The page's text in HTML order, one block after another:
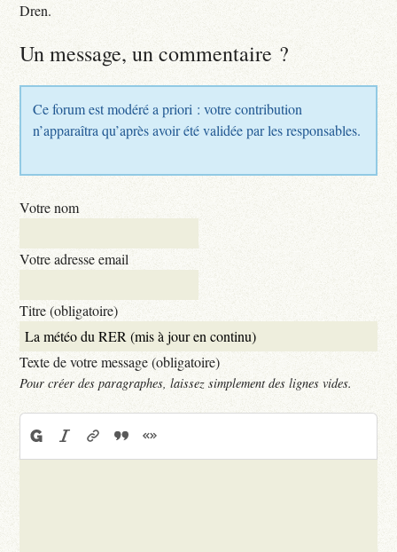
Dren.
Un message, un commentaire ?
Ce forum est modéré a priori : votre contribution
n’apparaîtra qu’après avoir été validée par les responsables.
Votre nom
Votre adresse email
Titre (obligatoire)
Texte de votre message (obligatoire)
Pour créer des paragraphes, laissez simplement des lignes vides.